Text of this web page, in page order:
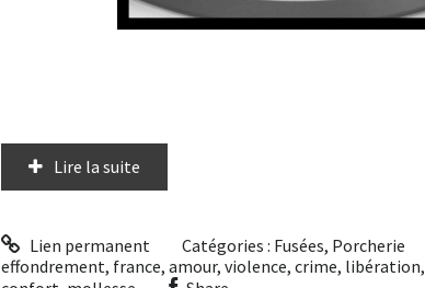
Lire la suite
Lien permanent Catégories : Fusées, Porcherie
effondrement, france, amour, violence, crime, libération,